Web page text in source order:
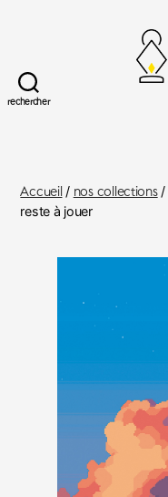
rechercher
Accueil/ nos collections/
reste à jouer